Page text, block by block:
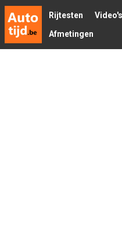
Rijtesten Video's
Afmetingen